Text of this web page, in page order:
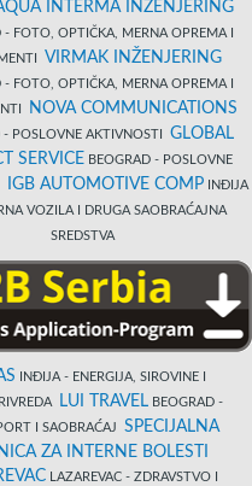
INTERMA INŽENJERING
- FOTO, OPTIČKA, MERNA OPREMA I
VIRMAK INŽENJERING
- FOTO, OPTIČKA, MERNA OPREMA I
NOVA COMMUNICATIONS
- POSLOVNE AKTIVNOSTI GLOBAL
SERVICE BEOGRAD - POSLOVNE
IGB AUTOMOTIVE COMP INĐIJA
VOZILA I DRUGA SAOBRAĆAJNA
SREDSTVA
INĐIJA - ENERGIJA, SIROVINE I
LUI TRAVELBEOGRAD -
I SAOBRAĆAJ SPECIJALNA
ZA INTERNE BOLESTI
LAZAREVAC - ZDRAVSTVO I